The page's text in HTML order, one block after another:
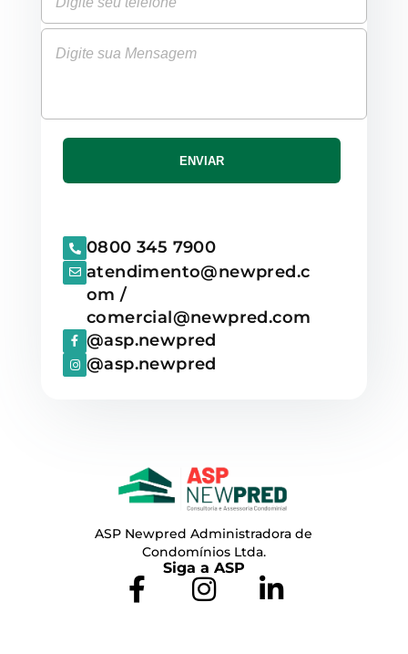
0800 345 7900
atendimento@newpred.c
om /
comercial@newpred.com
@asp.newpred
@asp.newpred
ASP Newpred Administradora de
Condomínios Ltda.
Siga a ASP